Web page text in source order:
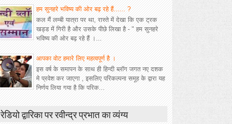
हम सुनहरे भविष्य की ओर बढ़ रहे हैं...... ?
कल मैं लम्बी यात्रा पर था, रास्ते में देखा कि एक ट्रक
खड्ड में गिरी है और उसके पीछे लिखा है - " हम सुनहरे
भविष्य की ओर बढ़ रहे हैं ।...
आपका वोट हमारे लिए महत्वपूर्ण है ।
इस वर्ष के समापन के साथ ही हिन्दी ब्लॉग जगत नए दशक
मे प्रवेश कर जाएगा , इसलिए परिकल्पना समूह के द्वारा यह
निर्णय लिया गया है कि परिक...
रेडियो द्वारिका पर रवीन्द्र प्रभात का व्यंग्य